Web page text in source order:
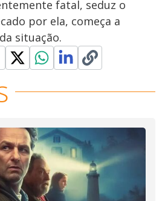
V
i
d
e
o
fatal, seduz o
por ela, começa a
situação.